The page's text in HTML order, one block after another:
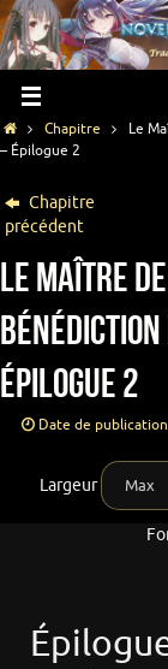
Chapitre
Le
– Épilogue 2
Chapitre
précédent
Le Maître
Bénédiction
Épilogue 2
Date de
Largeur